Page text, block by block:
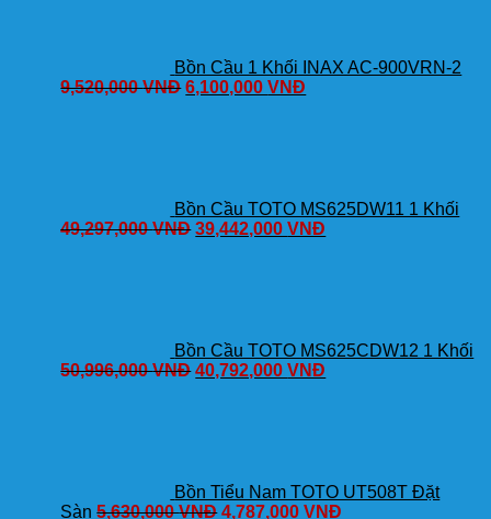
Bồn Cầu 1 Khối INAX AC-900VRN-2
9,520,000VNĐ 6,100,000VNĐ
Bồn Cầu TOTO MS625DW11 1 Khối
49,297,000VNĐ 39,442,000VNĐ
Bồn Cầu TOTO MS625CDW12 1 Khối
50,996,000VNĐ 40,792,000VNĐ
Bồn Tiểu Nam TOTO UT508T Đặt
Sàn 5,630,000VNĐ 4,787,000VNĐ